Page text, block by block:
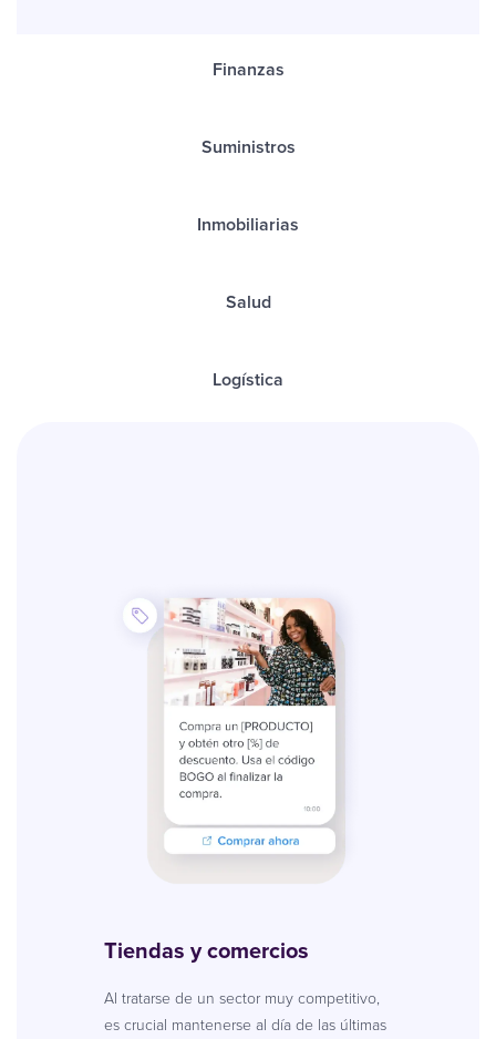
Finanzas
Suministros
Inmobiliarias
Salud
Logística
Tiendas y comercios
Al tratarse de un sector muy competitivo,
es crucial mantenerse al día de las últimas